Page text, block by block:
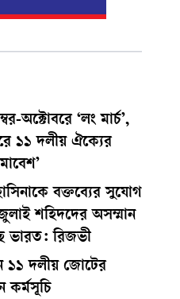
অক্টোবরে ‘লং মার্চ’,
১১ দলীয় ঐক্যের
বক্তব্যের সুযোগ
শহিদদের অসম্মান
ভারত: রিজভী
১১ দলীয় জোটের
কর্মসূচি